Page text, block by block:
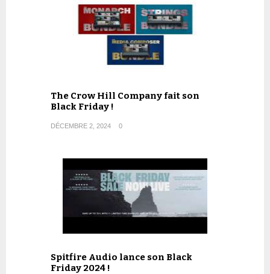
The Crow Hill Company fait son
Black Friday !
DÉCEMBRE 2, 2024 0
Spitfire Audio lance son Black
Friday 2024 !